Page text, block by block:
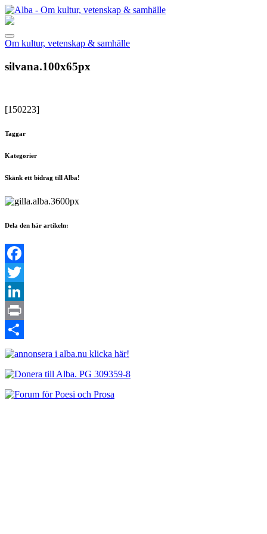
Om kultur, vetenskap & samhälle
silvana.100x65px
[150223]
Taggar
Kategorier
Skänk ett bidrag till Alba!
Dela den här artikeln:
Facebook
Twitter
LinkedIn
Print
Dela